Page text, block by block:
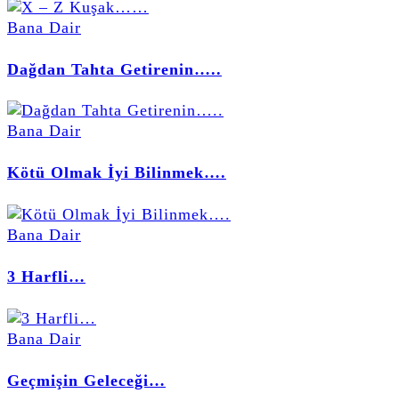
Bana Dair
Dağdan Tahta Getirenin…..
Bana Dair
Kötü Olmak İyi Bilinmek….
Bana Dair
3 Harfli…
Bana Dair
Geçmişin Geleceği…